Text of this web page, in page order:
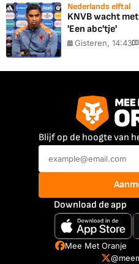
Nederlands elftal
KNVB wacht
'Een abc'tje'
Gisteren, 14:43
Blijf op de hoogte van
Download de app
Mee Met Oranje